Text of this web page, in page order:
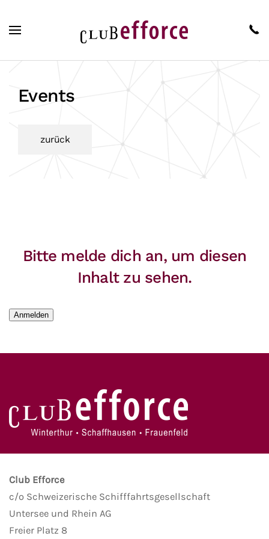
Zum Hauptinhalt springen
Events
zurück
Bitte melde dich an, um diesen
Inhalt zu sehen.
Anmelden
Club Efforce
c/o Schweizerische Schifffahrtsgesellschaft
Untersee und Rhein AG
Freier Platz 8